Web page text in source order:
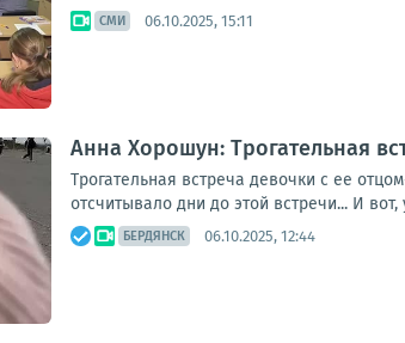
СМИ 06.10.2025, 15:11
Анна Хорошун: Трогательная
Трогательная встреча девочки с ее
отсчитывало дни до этой встречи... И
БЕРДЯНСК 06.10.2025, 12:44